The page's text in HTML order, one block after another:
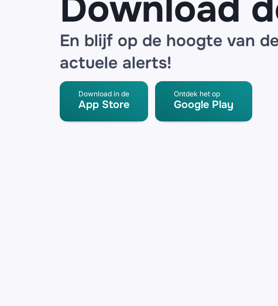
En blijf op de hoogte van
actuele alerts!
Download in de
App Store
Ontdek het op
Google Play